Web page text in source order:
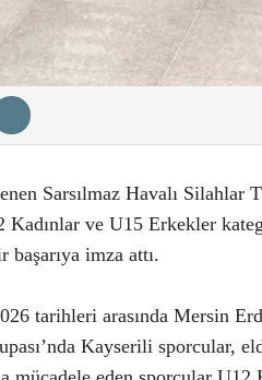
Sarsılmaz Havalı Silahlar
Kadınlar ve U15 Erkekler
imza attı.
tarihleri arasında Mersin
Kayserili sporcular,